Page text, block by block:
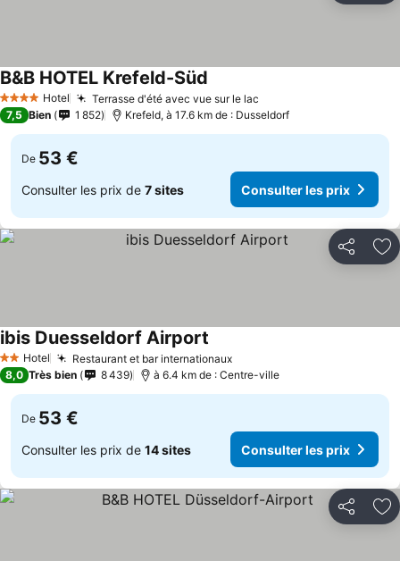
4 Étoiles Hotel Terrasse d'été avec vue sur le lac
B&B HOTEL Krefeld-Süd
7,5 Bien 1 852 Krefeld, à 17.6 km de : Dusseldorf
De 53 €
Consulter les prix de 7 sites Consulter les prix
Partager
2 Étoiles
Hotel Restaurant et bar internationaux
ibis Duesseldorf Airport
8,0 Très bien 8 439 à 6.4 km de : Centre-ville
De 53 €
Consulter les prix de 14 sites Consulter les prix
Partager